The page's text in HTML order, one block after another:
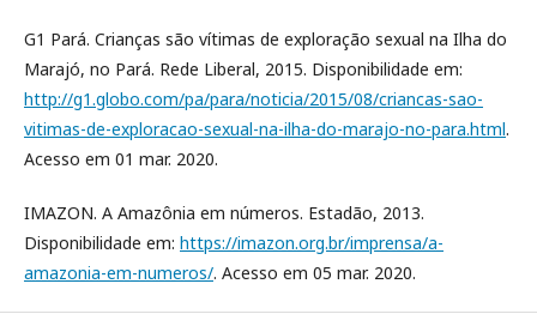
G1 Pará. Crianças são vítimas de exploração sexual na Ilha do
Marajó, no Pará. Rede Liberal, 2015. Disponibilidade em:
http://g1.globo.com/pa/para/noticia/2015/08/criancas-sao-
vitimas-de-exploracao-sexual-na-ilha-do-marajo-no-para.html.
Acesso em 01 mar. 2020.
IMAZON. A Amazônia em números. Estadão, 2013.
Disponibilidade em: https://imazon.org.br/imprensa/a-
amazonia-em-numeros/. Acesso em 05 mar. 2020.